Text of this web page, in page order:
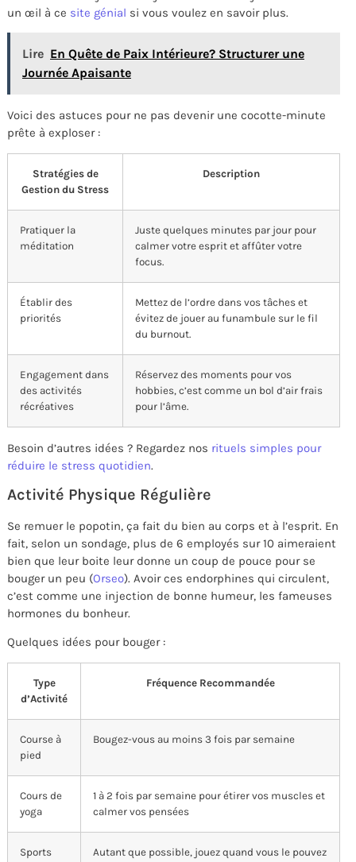
un œil à ce site génial si vous voulez en savoir plus.
Lire En Quête de Paix Intérieure? Structurer une
Journée Apaisante
Voici des astuces pour ne pas devenir une cocotte-minute
prête à exploser :
Stratégies de
Gestion du Stress
Description
Pratiquer la
méditation
Juste quelques minutes par jour pour
calmer votre esprit et affûter votre
focus.
Établir des
priorités
Mettez de l’ordre dans vos tâches et
évitez de jouer au funambule sur le fil
du burnout.
Engagement dans
des activités
récréatives
Réservez des moments pour vos
hobbies, c’est comme un bol d’air frais
pour l’âme.
Besoin d’autres idées ? Regardez nos rituels simples pour
réduire le stress quotidien.
Activité Physique Régulière
Se remuer le popotin, ça fait du bien au corps et à l’esprit. En
fait, selon un sondage, plus de 6 employés sur 10 aimeraient
bien que leur boite leur donne un coup de pouce pour se
bouger un peu (Orseo). Avoir ces endorphines qui circulent,
c’est comme une injection de bonne humeur, les fameuses
hormones du bonheur.
Quelques idées pour bouger :
Type
d’Activité
Fréquence Recommandée
Course à
pied
Bougez-vous au moins 3 fois par semaine
Cours de
yoga
1 à 2 fois par semaine pour étirer vos muscles et
calmer vos pensées
Sports
Autant que possible, jouez quand vous le pouvez